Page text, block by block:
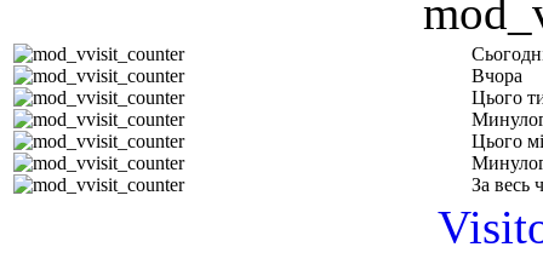
Вчора
Цього
Цього
За весь